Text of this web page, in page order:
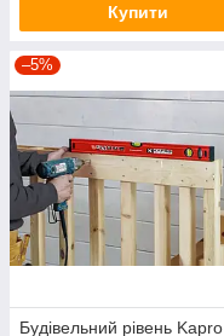
Купити
–5%
Будівельний рівень Kapro